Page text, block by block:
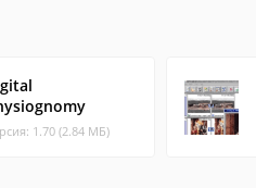
1.70 (2.84 МБ)